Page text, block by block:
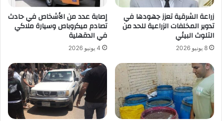
زراعة الشرقية تعزز جهودها في
تدوير المخلفات الزراعية للحد من
التلوث البيئي
8 يونيو 2026
إصابة عدد من الأشخاص في حادث
تصادم ميكروباص وسيارة ملاكي
في الدقهلية
4 يونيو 2026